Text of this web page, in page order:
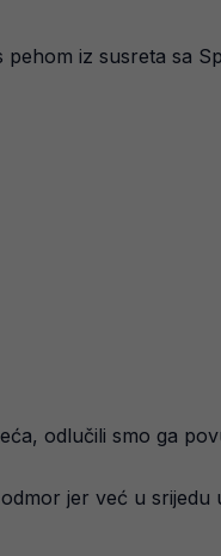
iz susreta sa
odlučili smo ga
jer već u srijedu